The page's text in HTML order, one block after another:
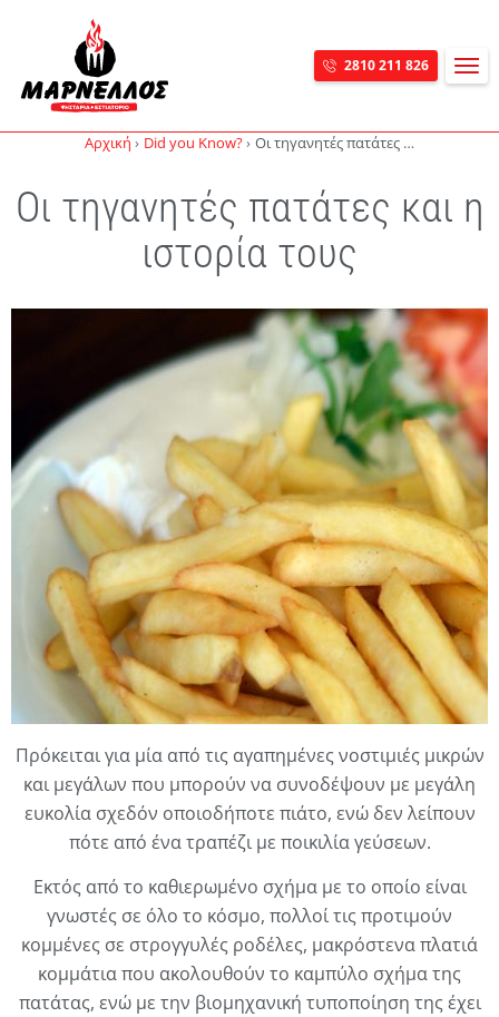
Skip navigation 2810 211 826
Αρχική Did you Know? Οι τηγανητές πατάτες και η ιστορία τους
Οι τηγανητές πατάτες και η
ιστορία τους
Πρόκειται για μία από τις αγαπημένες νοστιμιές μικρών
και μεγάλων που μπορούν να συνοδέψουν με μεγάλη
ευκολία σχεδόν οποιοδήποτε πιάτο, ενώ δεν λείπουν
πότε από ένα τραπέζι με ποικιλία γεύσεων.
Εκτός από το καθιερωμένο σχήμα με το οποίο είναι
γνωστές σε όλο το κόσμο, πολλοί τις προτιμούν
κομμένες σε στρογγυλές ροδέλες, μακρόστενα πλατιά
κομμάτια που ακολουθούν το καμπύλο σχήμα της
πατάτας, ενώ με την βιομηχανική τυποποίηση της έχει